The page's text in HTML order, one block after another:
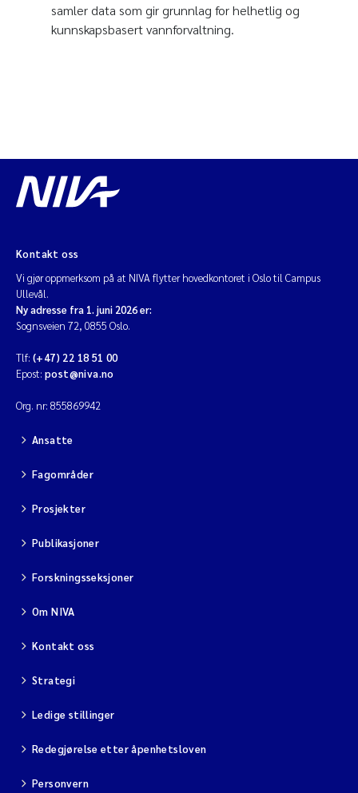
samler data som gir grunnlag for helhetlig og
kunnskapsbasert vannforvaltning.
Kontakt oss
Vi gjør oppmerksom på at NIVA flytter hovedkontoret i Oslo til Campus
Ullevål.
Ny adresse fra 1. juni 2026 er:
Sognsveien 72, 0855 Oslo.
Tlf: (+47) 22 18 51 00
Epost: post@niva.no
Org. nr: 855869942
Ansatte
Fagområder
Prosjekter
Publikasjoner
Forskningsseksjoner
Om NIVA
Kontakt oss
Strategi
Ledige stillinger
Redegjørelse etter åpenhetsloven
Personvern